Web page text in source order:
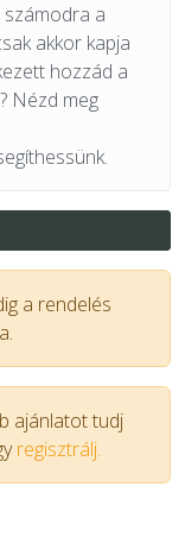
a
akkor kapja
hozzád a
Nézd meg
a rendelés
ajánlatot tudj
regisztrálj.